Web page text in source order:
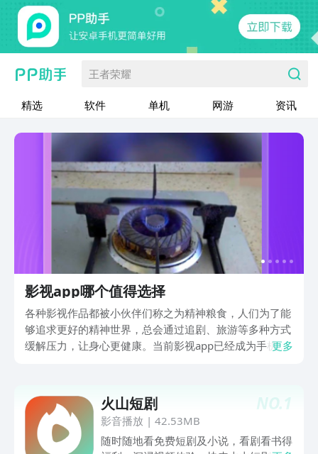
王者荣耀
精选 软件 单机 网游 资讯
影视app哪个值得选择
各种影视作品都被小伙伴们称之为精神粮食，人们为了能
够追求更好的精神世界，总会通过追剧、旅游等多种方式
缓解压力，让身心更健康。当前影视app已经成为手机当
理分配时间，并合理运用碎片化时间，今天为大家推荐几
款热门的观影软件。
更多
NO.1
火山短剧
影音播放 | 42.53MB
随时随地看免费短剧及小说，看剧看书得